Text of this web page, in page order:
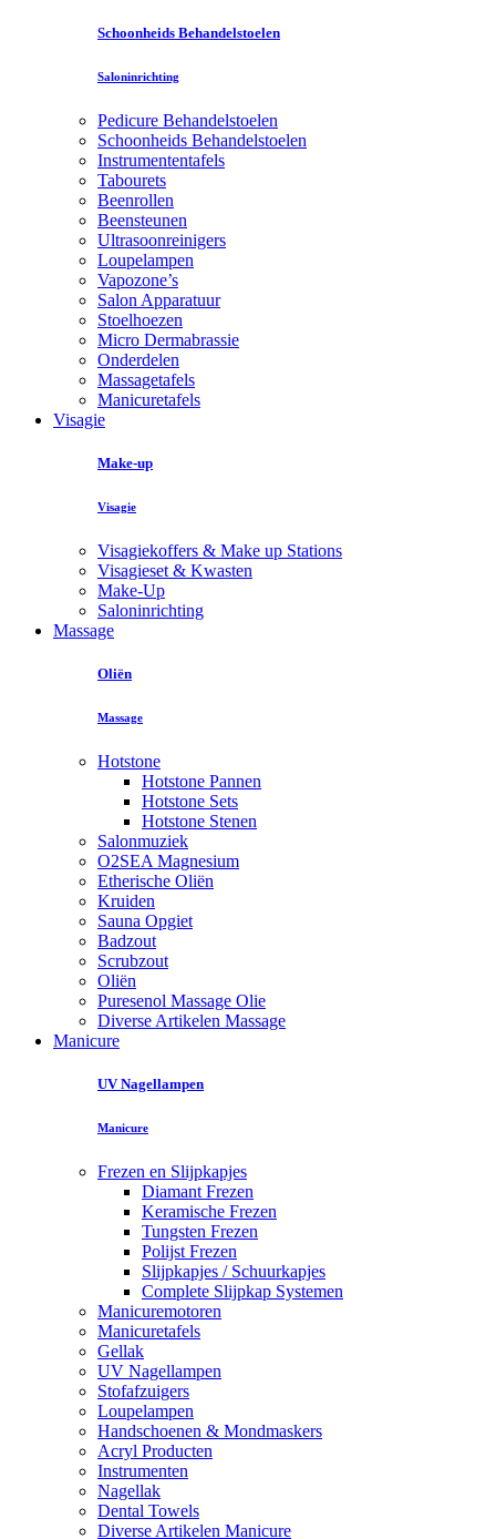
Schoonheids Behandelstoelen
Saloninrichting
Pedicure Behandelstoelen
Schoonheids Behandelstoelen
Instrumententafels
Tabourets
Beenrollen
Beensteunen
Ultrasoonreinigers
Loupelampen
Vapozone’s
Salon Apparatuur
Stoelhoezen
Micro Dermabrassie
Onderdelen
Massagetafels
Manicuretafels
Visagie
Make-up
Visagie
Visagiekoffers & Make up Stations
Visagieset & Kwasten
Make-Up
Saloninrichting
Massage
Oliën
Massage
Hotstone
Hotstone Pannen
Hotstone Sets
Hotstone Stenen
Salonmuziek
O2SEA Magnesium
Etherische Oliën
Kruiden
Sauna Opgiet
Badzout
Scrubzout
Oliën
Puresenol Massage Olie
Diverse Artikelen Massage
Manicure
UV Nagellampen
Manicure
Frezen en Slijpkapjes
Diamant Frezen
Keramische Frezen
Tungsten Frezen
Polijst Frezen
Slijpkapjes / Schuurkapjes
Complete Slijpkap Systemen
Manicuremotoren
Manicuretafels
Gellak
UV Nagellampen
Stofafzuigers
Loupelampen
Handschoenen & Mondmaskers
Acryl Producten
Instrumenten
Nagellak
Dental Towels
Diverse Artikelen Manicure